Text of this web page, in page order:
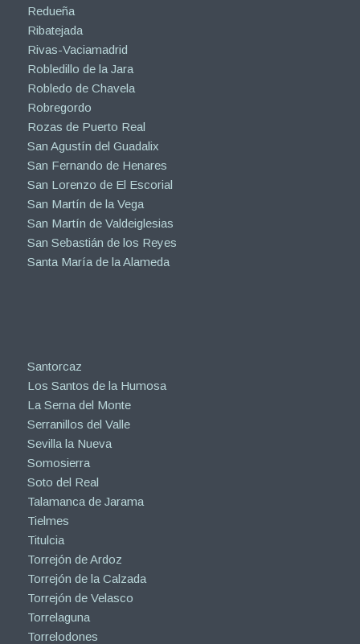
Redueña
Ribatejada
Rivas-Vaciamadrid
Robledillo de la Jara
Robledo de Chavela
Robregordo
Rozas de Puerto Real
San Agustín del Guadalix
San Fernando de Henares
San Lorenzo de El Escorial
San Martín de la Vega
San Martín de Valdeiglesias
San Sebastián de los Reyes
Santa María de la Alameda
Santorcaz
Los Santos de la Humosa
La Serna del Monte
Serranillos del Valle
Sevilla la Nueva
Somosierra
Soto del Real
Talamanca de Jarama
Tielmes
Titulcia
Torrejón de Ardoz
Torrejón de la Calzada
Torrejón de Velasco
Torrelaguna
Torrelodones